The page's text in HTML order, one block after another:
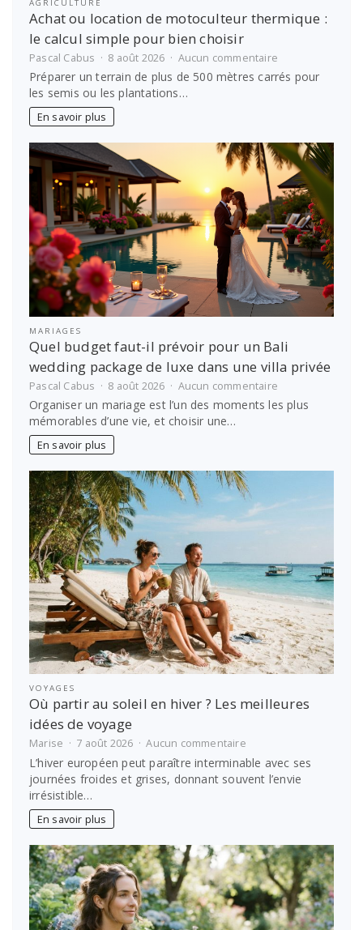
AGRICULTURE
Achat ou location de motoculteur thermique :
le calcul simple pour bien choisir
Pascal Cabus 8 août 2026 Aucun commentaire
Achat
ou
thermique
:
le
calcul
simple
pour
bien
choisir
Préparer un terrain de plus de 500 mètres carrés pour
les semis ou les plantations…
En savoir plus
MARIAGES
Quel budget faut-il prévoir pour un Bali
wedding package de luxe dans une villa privée
Pascal Cabus 8 août 2026 Aucun commentaire
Quel
budget
pour
dans
une
villa
privée
Organiser un mariage est l’un des moments les plus
mémorables d’une vie, et choisir une…
En savoir plus
VOYAGES
Où partir au soleil en hiver ? Les meilleures
idées de voyage
Marise 7 août 2026 Aucun commentairesur
Où
partir
au
Les
meilleures
idées
de
voyage
L’hiver européen peut paraître interminable avec ses
journées froides et grises, donnant souvent l’envie
irrésistible…
En savoir plus